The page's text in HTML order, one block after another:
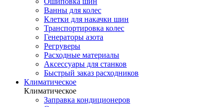
Ванны для колес
Клетки для накачки шин
Транспортировка колес
Генераторы азота
Регруверы
Расходные материалы
Аксессуары для станков
Быстрый заказ расходников
Климатическое
Климатическое
Заправка кондиционеров